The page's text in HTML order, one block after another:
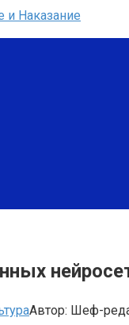
Автор: Шеф-